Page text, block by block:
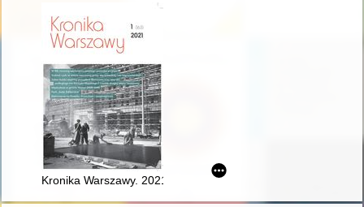
Kronika Warszawy. 2021, [nr] 1